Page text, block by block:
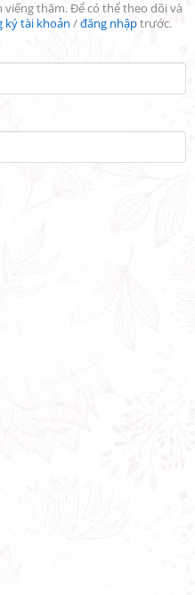
viếng thăm. Để có thể theo dõi và
ký tài khoản /đăng nhậptrước.